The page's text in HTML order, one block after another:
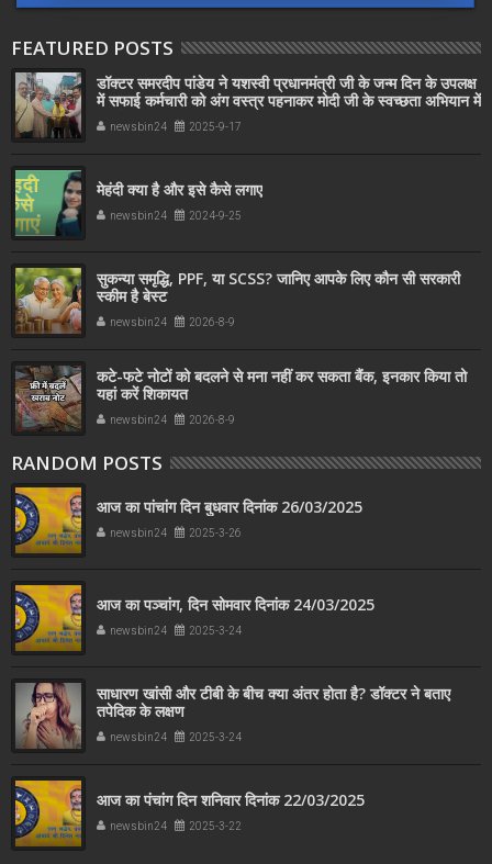
FEATURED POSTS
डॉक्टर समरदीप पांडेय ने यशस्वी प्रधानमंत्री जी के जन्म दिन के उपलक्ष
में सफाई कर्मचारी को अंग वस्त्र पहनाकर मोदी जी के स्वच्छता अभियान में
सहयोग किया
newsbin24 2025-9-17
मेहंदी क्या है और इसे कैसे लगाए
newsbin24 2024-9-25
सुकन्या समृद्धि, PPF, या SCSS? जानिए आपके लिए कौन सी सरकारी
स्कीम है बेस्ट
newsbin24 2026-8-9
कटे-फटे नोटों को बदलने से मना नहीं कर सकता बैंक, इनकार किया तो
यहां करें शिकायत
newsbin24 2026-8-9
RANDOM POSTS
आज का पांचांग दिन बुधवार दिनांक 26/03/2025
newsbin24 2025-3-26
आज का पञ्चांग, दिन सोमवार दिनांक 24/03/2025
newsbin24 2025-3-24
साधारण खांसी और टीबी के बीच क्या अंतर होता है? डॉक्टर ने बताए
तपेदिक के लक्षण
newsbin24 2025-3-24
आज का पंचांग दिन शनिवार दिनांक 22/03/2025
newsbin24 2025-3-22